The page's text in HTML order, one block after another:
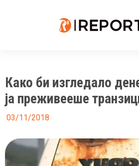
Како би изгледало
ја преживееше
03/11/2018